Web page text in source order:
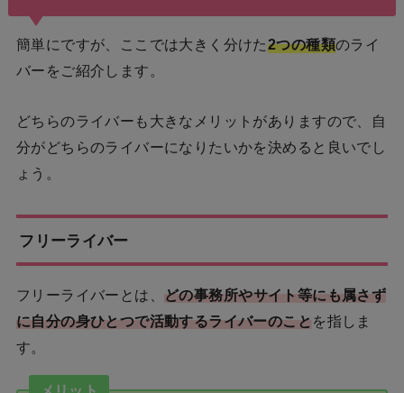
簡単にですが、ここでは大きく分けた2つの種類のライ
バーをご紹介します。
どちらのライバーも大きなメリットがありますので、自
分がどちらのライバーになりたいかを決めると良いでし
ょう。
フリーライバー
フリーライバーとは、
どの事務所やサイト等にも属さず
に自分の身ひとつで活動するライバーのこと を指しま
す。